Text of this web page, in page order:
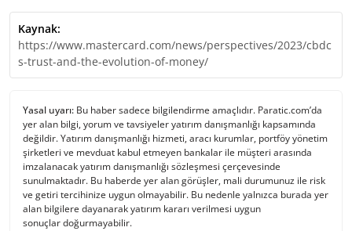
Kaynak:
https://www.mastercard.com/news/perspectives/2023/cbdc
s-trust-and-the-evolution-of-money/
Yasal uyarı: Bu haber sadece bilgilendirme amaçlıdır. Paratic.com’da
yer alan bilgi, yorum ve tavsiyeler yatırım danışmanlığı kapsamında
değildir. Yatırım danışmanlığı hizmeti, aracı kurumlar, portföy yönetim
şirketleri ve mevduat kabul etmeyen bankalar ile müşteri arasında
imzalanacak yatırım danışmanlığı sözleşmesi çerçevesinde
sunulmaktadır. Bu haberde yer alan görüşler, mali durumunuz ile risk
ve getiri tercihinize uygun olmayabilir. Bu nedenle yalnızca burada yer
alan bilgilere dayanarak yatırım kararı verilmesi uygun
sonuçlar doğurmayabilir.